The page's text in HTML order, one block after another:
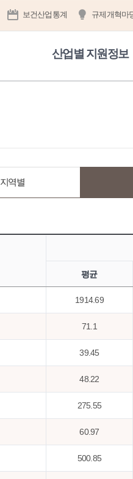
보건산업통계 규제개혁마
산업별 지원정보
지역별
평균
1914.69
71.1
39.45
48.22
275.55
60.97
500.85